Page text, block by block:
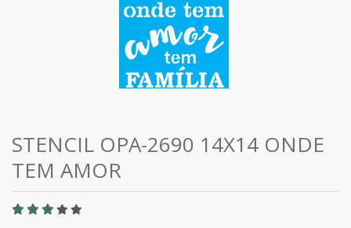
STENCIL OPA-2690 14X14 ONDE
TEM AMOR